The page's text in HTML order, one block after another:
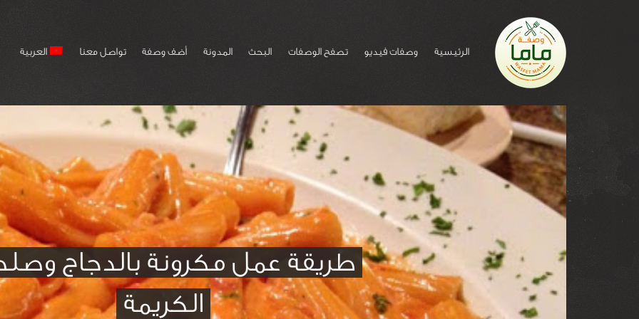
الرئيسية وصفات فيديو تصفح الوصفات البحث المدونة أضف وصفة تواصل معنا العربية
طريقة عمل مكرونة بالدجاج
الكريمة